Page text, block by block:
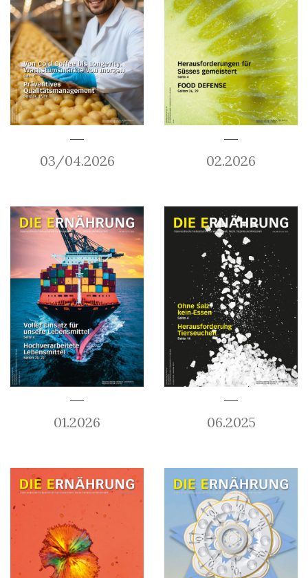
03/04.2026 02.2026
01.2026 06.2025